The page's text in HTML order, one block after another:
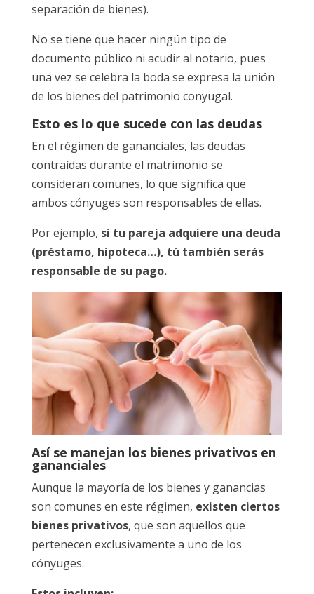
separación de bienes).
No se tiene que hacer ningún tipo de
documento público ni acudir al notario, pues
una vez se celebra la boda se expresa la unión
de los bienes del patrimonio conyugal.
Esto es lo que sucede con las deudas
En el régimen de gananciales, las deudas
contraídas durante el matrimonio se
consideran comunes, lo que significa que
ambos cónyuges son responsables de ellas.
Por ejemplo, si tu pareja adquiere una deuda
(préstamo, hipoteca…), tú también serás
responsable de su pago.
Así se manejan los bienes privativos en
gananciales
Aunque la mayoría de los bienes y ganancias
son comunes en este régimen, existen ciertos
bienes privativos, que son aquellos que
pertenecen exclusivamente a uno de los
cónyuges.